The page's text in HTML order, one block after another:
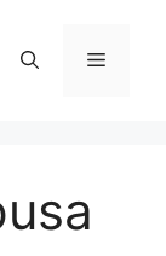
Menu